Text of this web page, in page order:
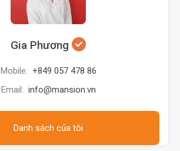
Gia Phương
Mobile: +849 057 478 86
Email: info@mansion.vn
Danh sách của tôi